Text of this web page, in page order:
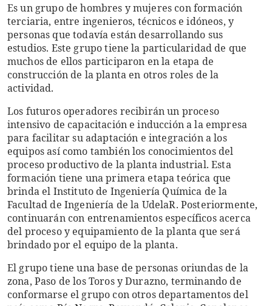
Es un grupo de hombres y mujeres con formación
terciaria, entre ingenieros, técnicos e idóneos, y
personas que todavía están desarrollando sus
estudios. Este grupo tiene la particularidad de que
muchos de ellos participaron en la etapa de
construcción de la planta en otros roles de la
actividad.
Los futuros operadores recibirán un proceso
intensivo de capacitación e inducción a la empresa
para facilitar su adaptación e integración a los
equipos así como también los conocimientos del
proceso productivo de la planta industrial. Esta
formación tiene una primera etapa teórica que
brinda el Instituto de Ingeniería Química de la
Facultad de Ingeniería de la UdelaR. Posteriormente,
continuarán con entrenamientos específicos acerca
del proceso y equipamiento de la planta que será
brindado por el equipo de la planta.
El grupo tiene una base de personas oriundas de la
zona, Paso de los Toros y Durazno, terminando de
conformarse el grupo con otros departamentos del